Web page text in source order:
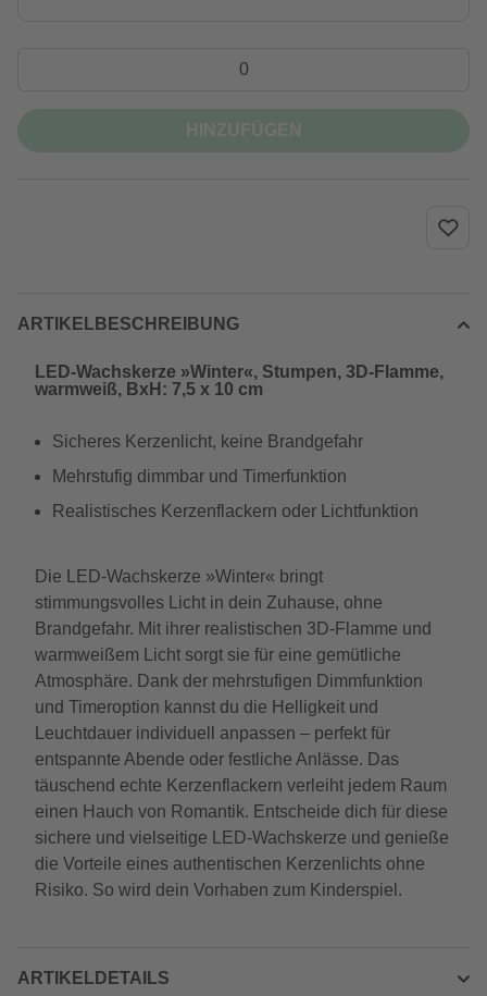
ARTIKELBESCHREIBUNG
LED-Wachskerze »Winter«, Stumpen, 3D-Flamme,
warmweiß, BxH: 7,5 x 10 cm
Sicheres Kerzenlicht, keine Brandgefahr
Mehrstufig dimmbar und Timerfunktion
Realistisches Kerzenflackern oder Lichtfunktion
Die LED-Wachskerze »Winter« bringt
stimmungsvolles Licht in dein Zuhause, ohne
Brandgefahr. Mit ihrer realistischen 3D-Flamme und
warmweißem Licht sorgt sie für eine gemütliche
Atmosphäre. Dank der mehrstufigen Dimmfunktion
und Timeroption kannst du die Helligkeit und
Leuchtdauer individuell anpassen – perfekt für
entspannte Abende oder festliche Anlässe. Das
täuschend echte Kerzenflackern verleiht jedem Raum
einen Hauch von Romantik. Entscheide dich für diese
sichere und vielseitige LED-Wachskerze und genieße
die Vorteile eines authentischen Kerzenlichts ohne
Risiko. So wird dein Vorhaben zum Kinderspiel.
ARTIKELDETAILS